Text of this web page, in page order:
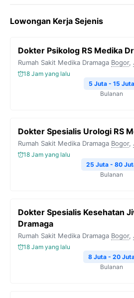
Lowongan Kerja Sejenis
Dokter Psikolog RS Medika
Rumah Sakit Medika Dramaga Bogor,
18 Jam yang lalu
5 Juta - 15 Juta
Bulanan
Dokter Spesialis Urologi RS
Rumah Sakit Medika Dramaga Bogor,
18 Jam yang lalu
25 Juta - 80
Bulanan
Dokter Spesialis Kesehatan
Dramaga
Rumah Sakit Medika Dramaga Bogor,
18 Jam yang lalu
8 Juta - 20
Bulanan